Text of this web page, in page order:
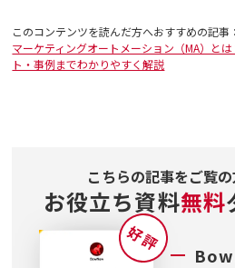
このコンテンツを読んだ方へおすすめの記事：
マーケティングオートメーション（MA）と
ト・事例までわかりやすく解説
こちらの記事をご覧
お役立ち資料無料